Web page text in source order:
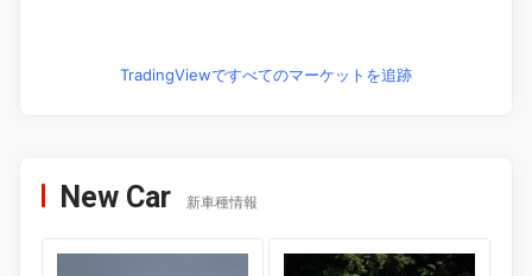
TradingViewですべてのマーケットを追跡
New Car 新車種情報